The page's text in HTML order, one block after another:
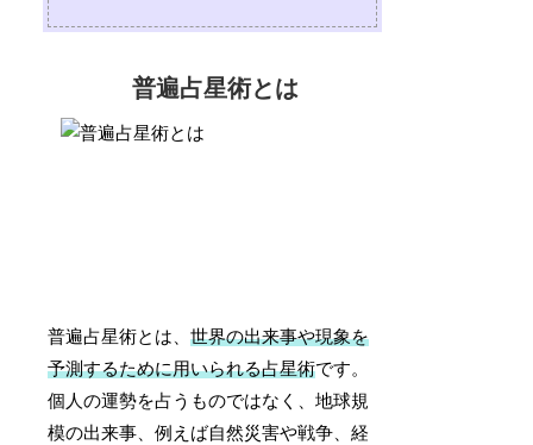
普遍占星術とは
普遍占星術とは、世界の出来事や現象を
予測するために用いられる占星術です。
個人の運勢を占うものではなく、地球規
模の出来事、例えば自然災害や戦争、経